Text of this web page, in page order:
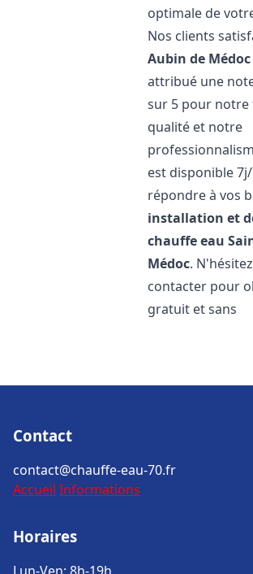
optimale de
Nos clients
Aubin de Médoc
attribué une
sur 5 pour notre
qualité et notre
est disponible
répondre à vos
installation et
chauffe eau
Médoc.
contacter pour
gratuit et sans
Contact
contact@chauffe-eau-70.fr
Accueil Informations
Horaires